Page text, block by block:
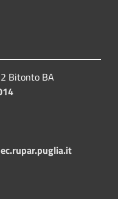
Bitonto BA